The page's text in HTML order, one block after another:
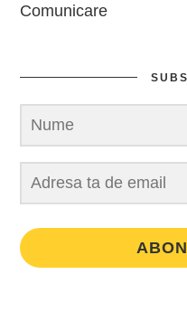
Comunicare